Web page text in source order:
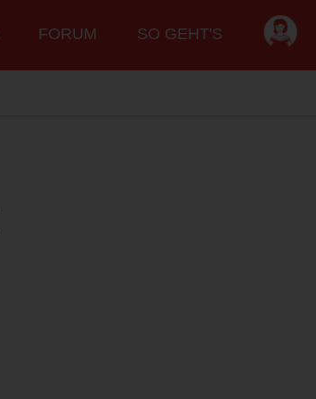
FORUM SO GEHT'S